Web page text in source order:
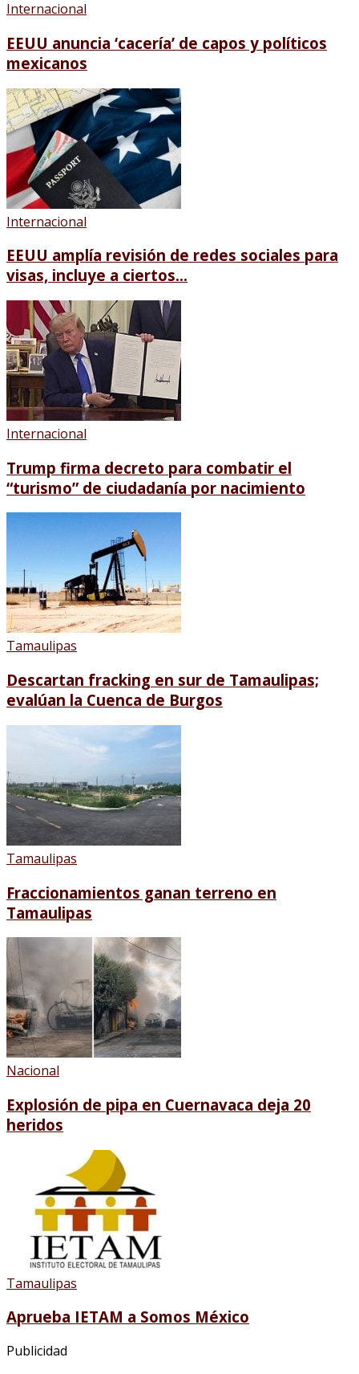
Internacional
EEUU anuncia ‘cacería’ de capos y políticos
mexicanos
Internacional
EEUU amplía revisión de redes sociales para
visas, incluye a ciertos...
Internacional
Trump firma decreto para combatir el
“turismo” de ciudadanía por nacimiento
Tamaulipas
Descartan fracking en sur de Tamaulipas;
evalúan la Cuenca de Burgos
Tamaulipas
Fraccionamientos ganan terreno en
Tamaulipas
Nacional
Explosión de pipa en Cuernavaca deja 20
heridos
Tamaulipas
Aprueba IETAM a Somos México
Publicidad